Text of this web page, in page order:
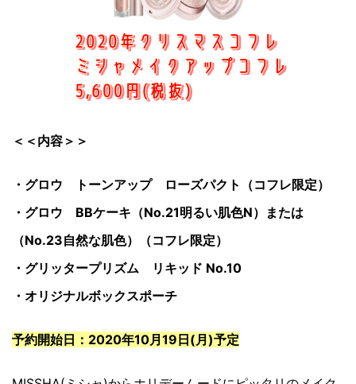
＜＜内容＞＞
・グロウ トーンアップ ローズパクト（コフレ限定）
・グロウ BBケーキ（No.21明るい肌色N）または
（No.23自然な肌色）（コフレ限定）
・グリッタープリズム リキッド No.10
・オリジナルボックスポーチ
予約開始日：2020年10月19日(月)予定